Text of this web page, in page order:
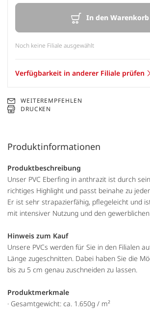
In den Warenkorb
Noch keine Filiale ausgewählt
Verfügbarkeit in anderer Filiale prüfen
WEITEREMPFEHLEN
DRUCKEN
Produktinformationen
Produktbeschreibung
Unser PVC Eberfing in anthrazit ist durch
richtiges Highlight und passt beinahe zu
Er ist sehr strapazierfähig, pflegeleicht und
mit intensiver Nutzung und den
Hinweis zum Kauf
Unsere PVCs werden für Sie in den Filialen
Länge zugeschnitten. Dabei haben Sie die
bis zu 5 cm genau zuschneiden zu lassen.
Produktmerkmale
· Gesamtgewicht: ca. 1.650g / m²